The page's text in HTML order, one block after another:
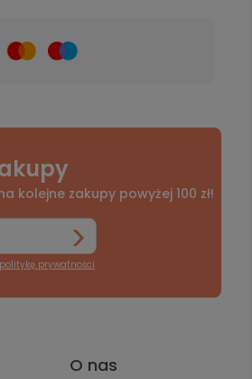
kolejne zakupy powyżej 100 zł!
politykę prywatności.
O nas